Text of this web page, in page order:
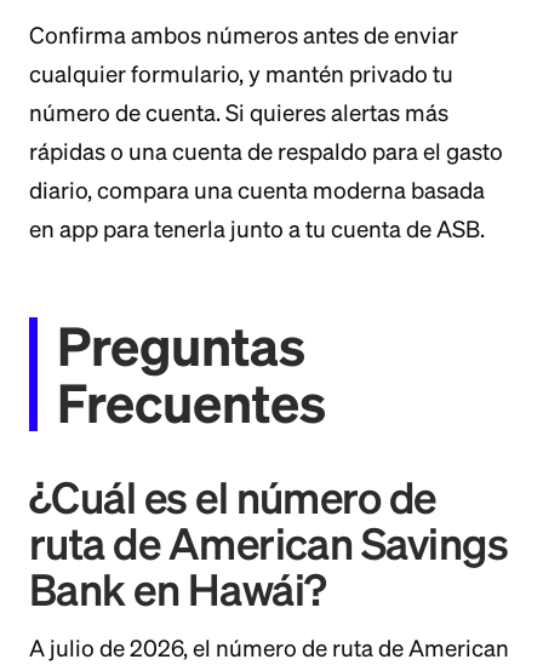
Confirma ambos números antes de enviar
cualquier formulario, y mantén privado tu
número de cuenta. Si quieres alertas más
rápidas o una cuenta de respaldo para el gasto
diario, compara una cuenta moderna basada
en app para tenerla junto a tu cuenta de ASB.
Preguntas
Frecuentes
¿Cuál es el número de
ruta de American Savings
Bank en Hawái?
A julio de 2026, el número de ruta de American